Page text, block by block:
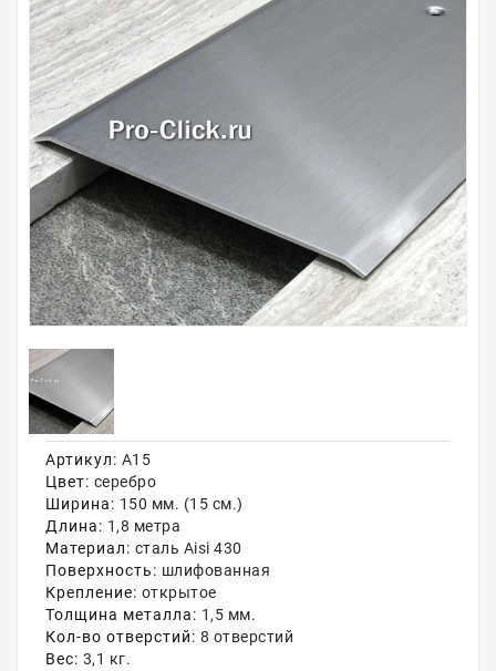
Обводы для труб
Алюминиевые профили
Крепёж и крепления
Садовая мебель
Оплата
Доставка
Самовывоз
Акции
Артикул: А15
Цвет: серебро
Ширина: 150 мм. (15 см.)
Длина: 1,8 метра
Материал: сталь Aisi 430
Поверхность: шлифованная
Крепление: открытое
Толщина металла: 1,5 мм.
Кол-во отверстий: 8 отверстий
Вес: 3,1 кг.